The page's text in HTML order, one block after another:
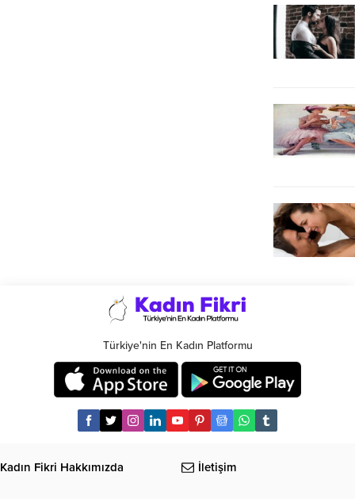
Türkiye'nin En Kadın Platformu
Kadın Fikri Hakkımızda İletişim